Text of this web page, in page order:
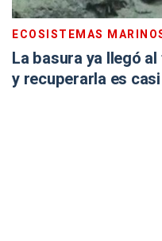
ECOSISTEMAS
La basura ya llegó
y recuperarla es